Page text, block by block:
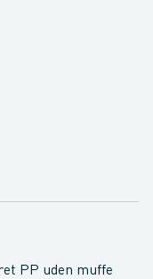
PP uden muffe